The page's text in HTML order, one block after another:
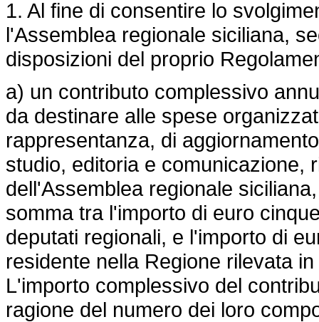
1. Al fine di consentire lo
l'Assemblea regionale siciliana,
disposizioni del proprio
a) un contributo complessivo
da destinare alle spese
rappresentanza, di
studio, editoria e comunicazione,
dell'Assemblea regionale
somma tra l'importo di euro
deputati regionali, e l'importo di
residente nella Regione rilevata
L'importo complessivo del
ragione del numero dei loro